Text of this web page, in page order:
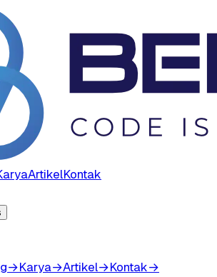
ArtikelKontak
→Karya→Artikel→Kontak→